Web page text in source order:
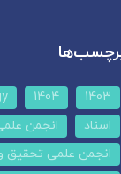
1403
1404
اسناد
انجمن
انجمن علمی تحقیق